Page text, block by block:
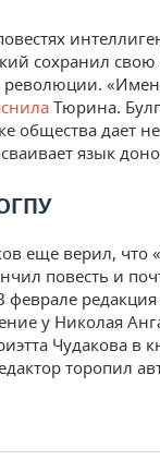
сохранил
Тюрина.
общества дает
язык
еще верил, что
повесть и
феврале
у Николая
Чудакова
торопил